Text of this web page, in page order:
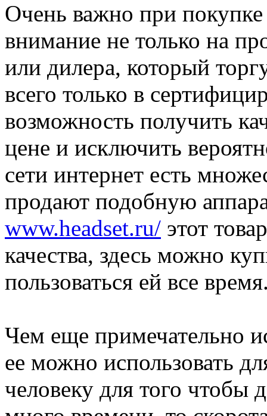
Очень важно при покупке
внимание не только на
или дилера, который
всего только в
возможность получить
цене и исключить
сети интернет есть
продают подобную
www.headset.ru/ этот
качества, здесь можно
пользоваться ей все
Чем еще примечательно
ее можно использовать
человеку для того чтобы